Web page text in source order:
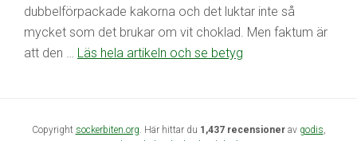
dubbelförpackade kakorna och det luktar inte så
mycket som det brukar om vit choklad. Men faktum är
att den … Läs hela artikeln och se betyg
Copyright sockerbiten.org. Här hittar du 1,437 recensionerav godis,